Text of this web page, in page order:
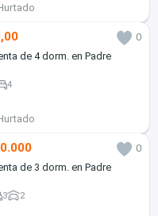
0
de 4 dorm. en Padre
4
0
de 3 dorm. en Padre
3 2